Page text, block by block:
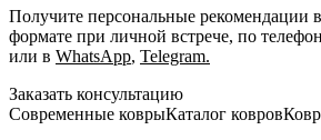
Получите персональные рекомендации
формате при личной встрече, по
или в WhatsApp, Telegram.
Заказать консультацию
Cовременные коврыКаталог ковров